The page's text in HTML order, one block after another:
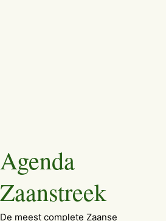
naar
de
inhoud
Agenda
Zaanstreek
De meest complete Zaanse